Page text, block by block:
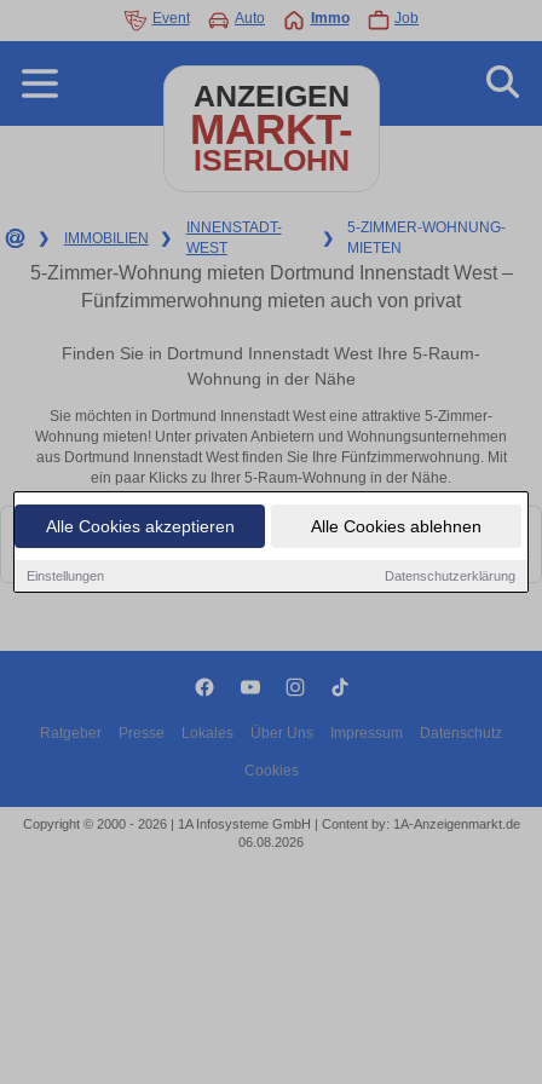
Alle Cookies akzeptieren Alle Cookies ablehnen
Einstellungen Datenschutzerklärung
Event Auto Immo Job
ANZEIGEN
MARKT-
ISERLOHN
❯ IMMOBILIEN ❯
INNENSTADT-
WEST
❯
5-ZIMMER-WOHNUNG-
MIETEN
5-Zimmer-Wohnung mieten Dortmund Innenstadt West –
Fünfzimmerwohnung mieten auch von privat
Finden Sie in Dortmund Innenstadt West Ihre 5-Raum-
Wohnung in der Nähe
Sie möchten in Dortmund Innenstadt West eine attraktive 5-Zimmer-
Wohnung mieten! Unter privaten Anbietern und Wohnungsunternehmen
aus Dortmund Innenstadt West finden Sie Ihre Fünfzimmerwohnung. Mit
ein paar Klicks zu Ihrer 5-Raum-Wohnung in der Nähe.
Leider konnten wir derzeit keine passenden Objekte finden. Schauen Sie
Ratgeber Presse Lokales Über Uns Impressum Datenschutz
Cookies
Copyright © 2000 - 2026 | 1A Infosysteme GmbH | Content by: 1A-Anzeigenmarkt.de
06.08.2026